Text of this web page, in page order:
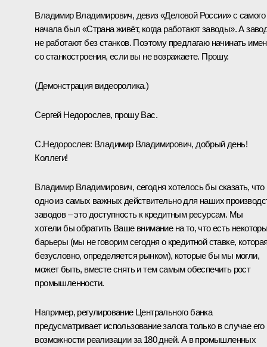
Владимир Владимирович, девиз «Деловой России» с самого
начала был «Страна живёт, когда работают заводы». А
не работают без станков. Поэтому предлагаю начинать
со станкостроения, если вы не возражаете. Прошу.
(Демонстрация видеоролика.)
Сергей Недорослев, прошу Вас.
С.Недорослев: Владимир Владимирович, добрый день!
Коллеги!
Владимир Владимирович, сегодня хотелось бы сказать, что
одно из самых важных действительно для наших
заводов – это доступность к кредитным ресурсам. Мы
хотели бы обратить Ваше внимание на то, что есть
барьеры (мы не говорим сегодня о кредитной ставке,
безусловно, определяется рынком), которые бы мы могли,
может быть, вместе снять и тем самым обеспечить рост
промышленности.
Например, регулирование Центрального банка
предусматривает использование залога только в случае его
возможности реализации за 180 дней. А в промышленных